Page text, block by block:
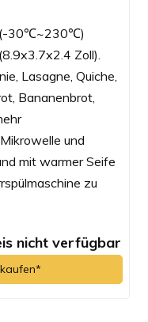
30℃~230℃)
Zoll).
Lasagne, Quiche,
Bananenbrot,
und
mit warmer Seife
zu
nicht verfügbar